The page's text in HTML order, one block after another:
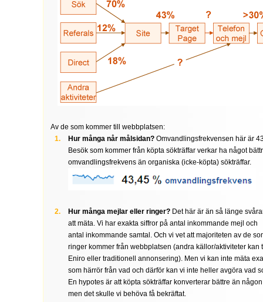
Av de som kommer till webbplatsen:
Hur många når målsidan? Omvandlingsfrekvensen här är
Besök som kommer från köpta sökträffar verkar ha något
omvandlingsfrekvens än organiska (icke-köpta) sökträffar.
Hur många mejlar eller ringer? Det här är än så länge
att mäta. Vi har exakta siffror på antal inkommande mejl och
antal inkommande samtal. Och vi vet att majoriteten av de
ringer kommer från webbplatsen (andra källor/aktiviteter kan
Eniro eller traditionell annonsering). Men vi kan inte mäta
som härrör från vad och därför kan vi inte heller avgöra vad
En hypotes är att köpta sökträffar konverterar bättre än
men det skulle vi behöva få bekräftat.